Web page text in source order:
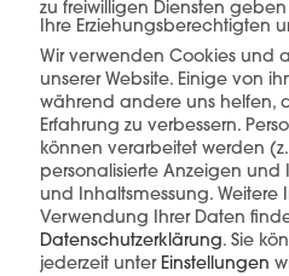
mehr erfahren
zu freiwilligen Diensten
Ihre Erziehungsberechtigten
Wir verwenden Cookies und
unserer Website. Einige von
während andere uns helfen,
Erfahrung zu verbessern.
können verarbeitet werden (z.
personalisierte Anzeigen
und Inhaltsmessung. Weitere
Verwendung Ihrer Daten
Datenschutzerklärung. Sie
jederzeit unter Einstellungen